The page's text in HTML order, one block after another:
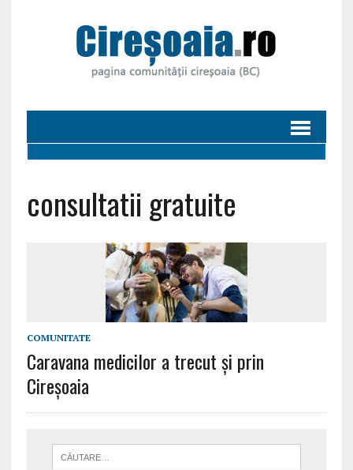
consultatii gratuite
COMUNITATE
Caravana medicilor a trecut și prin
Cireșoaia